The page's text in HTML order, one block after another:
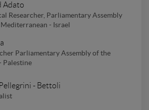
Adato
Researcher, Parliamentary Assembly
- Israel
Parliamentary Assembly of the
Palestine
- Bettoli